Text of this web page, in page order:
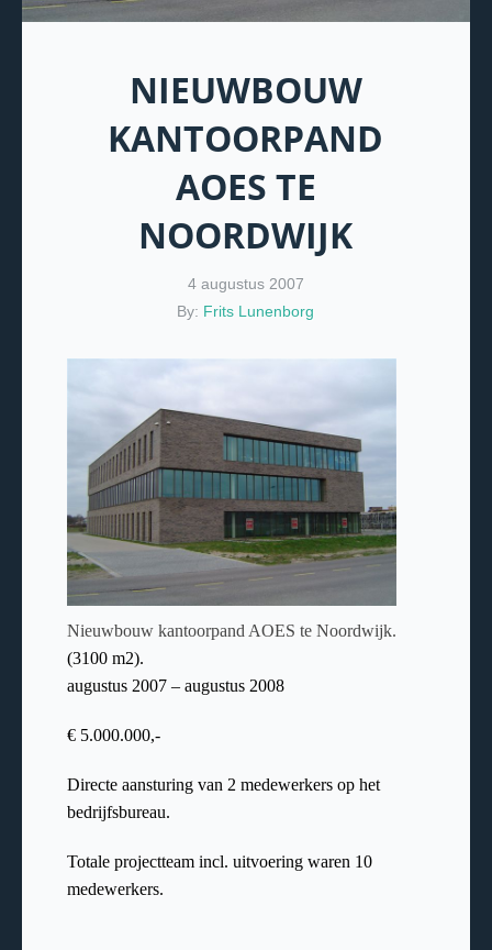
NIEUWBOUW
KANTOORPAND
AOES TE
NOORDWIJK
4 augustus 2007
By: Frits Lunenborg
Nieuwbouw kantoorpand AOES te Noordwijk.
(3100 m2).
augustus 2007 – augustus 2008
€ 5.000.000,-
Directe aansturing van 2 medewerkers op het
bedrijfsbureau.
Totale projectteam incl. uitvoering waren 10
medewerkers.